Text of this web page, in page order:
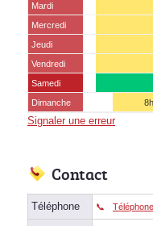
Mardi
Mercredi
Jeudi
Vendredi
Samedi
Dimanche
Signaler une erreur
Contact
Téléphone